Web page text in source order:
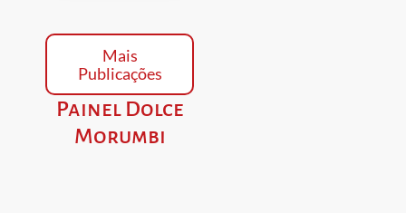
Mais
Publicações
Painel Dolce
Morumbi